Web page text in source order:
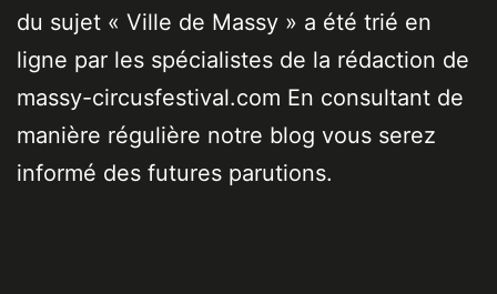
du sujet « Ville de Massy » a été trié en
ligne par les spécialistes de la rédaction de
massy-circusfestival.com En consultant de
manière régulière notre blog vous serez
informé des futures parutions.